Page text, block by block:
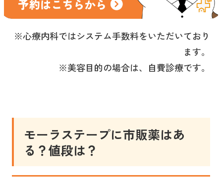
※心療内科ではシステム手数料をいただいており
ます。
※美容目的の場合は、自費診療です。
モーラステープに市販薬はあ
る？値段は？